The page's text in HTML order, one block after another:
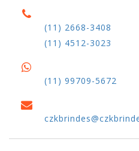
(11) 2668-3408
(11) 4512-3023
(11) 99709-5672